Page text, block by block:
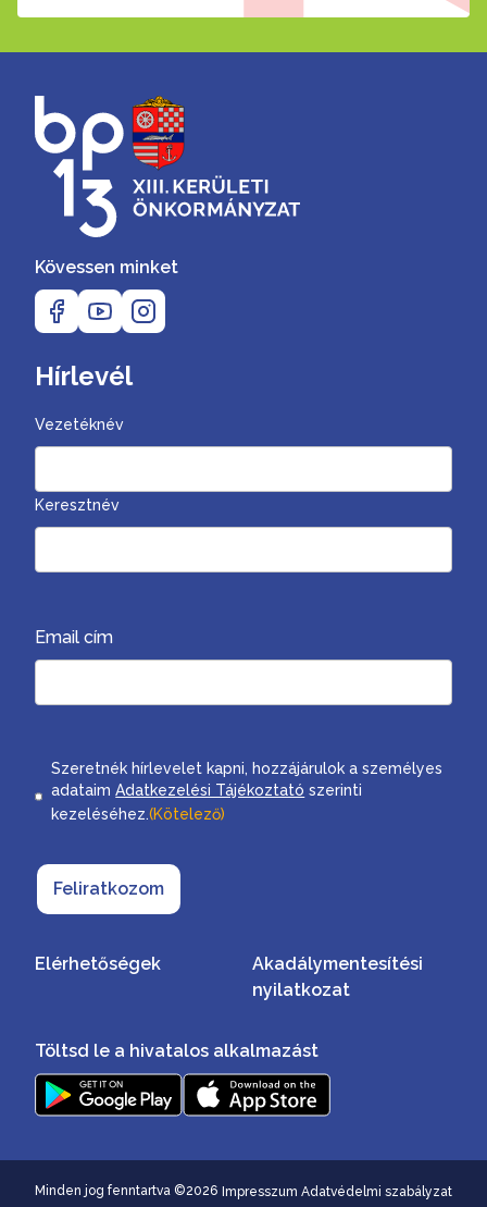
Kövessen minket
Hírlevél
Vezetéknév
Keresztnév
Email cím
Consent
Szeretnék hírlevelet kapni, hozzájárulok a személyes
adataimAdatkezelési Tájékoztató szerinti
kezeléséhez.(Kötelező)
Feliratkozom
Elérhetőségek
Akadálymentesítési
nyilatkozat
Töltsd le a hivatalos alkalmazást
Minden jog fenntartva ©2026 Impresszum Adatvédelmi szabályzat